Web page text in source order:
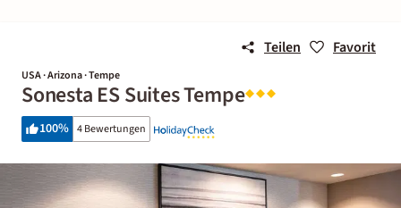
Teilen Favorit
USA · Arizona · Tempe
Sonesta ES Suites Tempe
100% 4 Bewertungen